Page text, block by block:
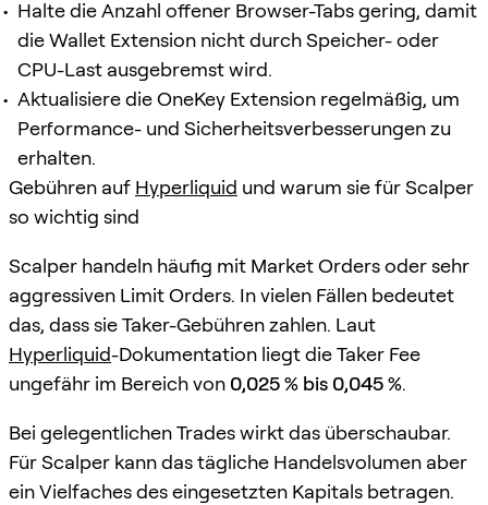
Halte die Anzahl offener Browser-Tabs gering, damit
die Wallet Extension nicht durch Speicher- oder
CPU-Last ausgebremst wird.
Aktualisiere die OneKey Extension regelmäßig, um
Performance- und Sicherheitsverbesserungen zu
erhalten.
Gebühren auf Hyperliquid und warum sie für Scalper
so wichtig sind
Scalper handeln häufig mit Market Orders oder sehr
aggressiven Limit Orders. In vielen Fällen bedeutet
das, dass sie Taker-Gebühren zahlen. Laut
Hyperliquid-Dokumentation liegt die Taker Fee
ungefähr im Bereich von 0,025 % bis 0,045 %.
Bei gelegentlichen Trades wirkt das überschaubar.
Für Scalper kann das tägliche Handelsvolumen aber
ein Vielfaches des eingesetzten Kapitals betragen.